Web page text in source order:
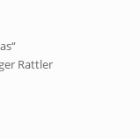
Rattler